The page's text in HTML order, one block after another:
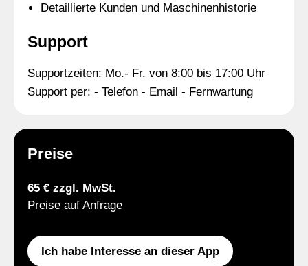
Detaillierte Kunden und Maschinenhistorie
Support
Supportzeiten: Mo.- Fr. von 8:00 bis 17:00 Uhr
Support per: - Telefon - Email - Fernwartung
Preise
65 € zzgl. MwSt.
Preise auf Anfrage
Ich habe Interesse an dieser App